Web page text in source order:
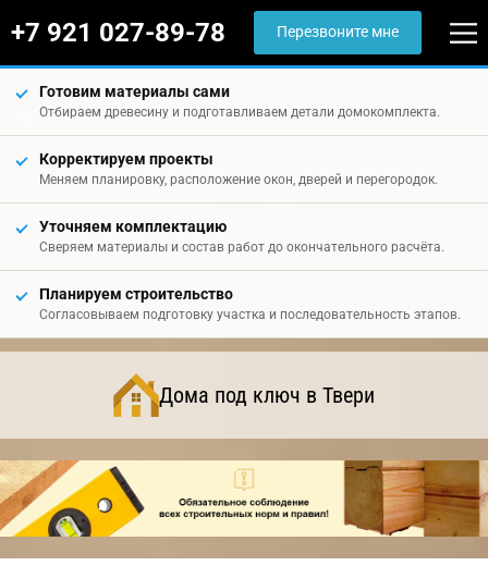
+7 921 027-89-78 Перезвоните мне
Готовим материалы сами
Отбираем древесину и подготавливаем детали домокомплекта.
Корректируем проекты
Меняем планировку, расположение окон, дверей и перегородок.
Уточняем комплектацию
Сверяем материалы и состав работ до окончательного расчёта.
Планируем строительство
Согласовываем подготовку участка и последовательность этапов.
Дома под ключ в Твери